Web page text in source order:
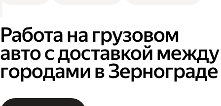
Работа на грузовом
авто с доставкой между
городами в Зернограде